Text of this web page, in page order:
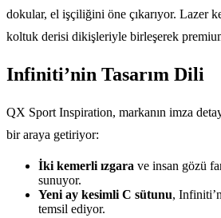
dokular, el işçiliğini öne çıkarıyor. Lazer
koltuk derisi dikişleriyle birleşerek
Infiniti’nin Tasarım Dili
QX Sport Inspiration, markanın imza
bir araya getiriyor:
İki kemerli ızgara ve insan gözü
sunuyor.
Yeni ay kesimli C sütunu,
temsil ediyor.